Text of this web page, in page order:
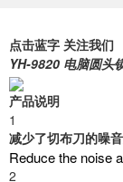
点击蓝字 关注我们
YH-9820 电脑圆头
产品说明
1
减少了切布刀的噪
Reduce the noise
2